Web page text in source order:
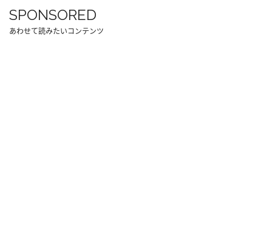
SPONSORED
あわせて読みたいコンテンツ